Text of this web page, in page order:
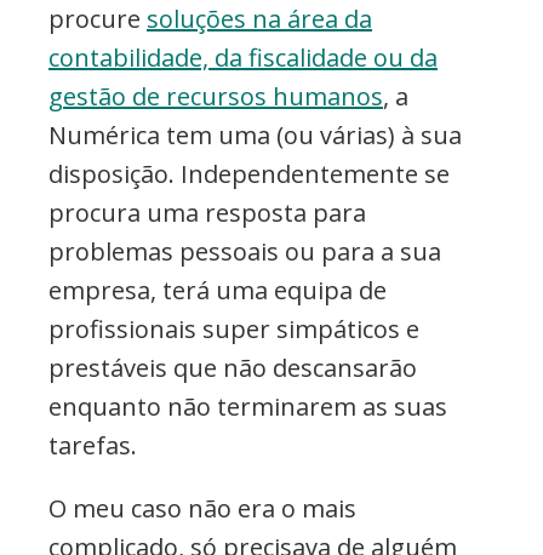
procure soluções na área da
contabilidade, da fiscalidade ou da
gestão de recursos humanos, a
Numérica tem uma (ou várias) à sua
disposição. Independentemente se
procura uma resposta para
problemas pessoais ou para a sua
empresa, terá uma equipa de
profissionais super simpáticos e
prestáveis que não descansarão
enquanto não terminarem as suas
tarefas.
O meu caso não era o mais
complicado, só precisava de alguém